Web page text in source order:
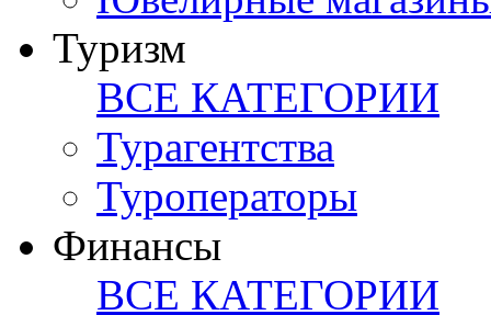
Туризм
ВСЕ КАТЕГОРИИ
Турагентства
Туроператоры
Финансы
ВСЕ КАТЕГОРИИ